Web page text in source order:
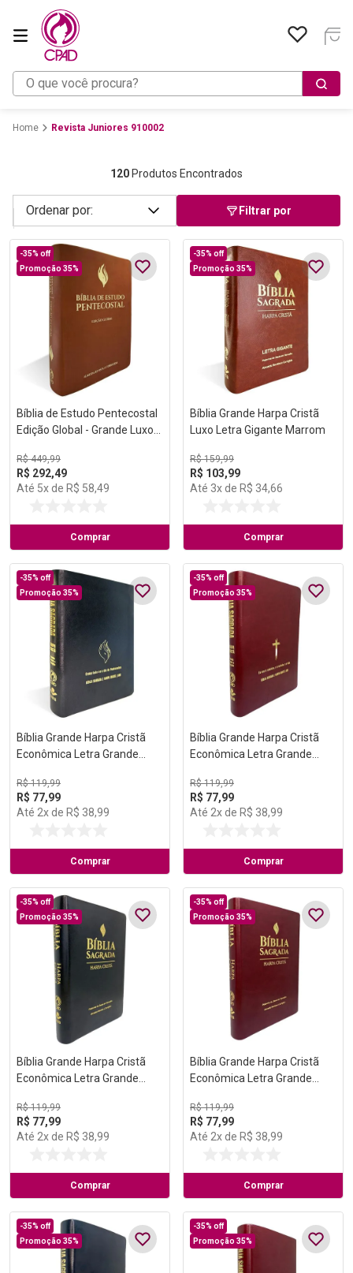
O que você procura?
Revista Juniores 910002
120 Produtos Encontrados
Filtrar por
-35% off
Promoção 35%
Bíblia de Estudo Pentecostal
Edição Global - Grande Luxo
R$ 449,99
R$ 292,49
Até 5x de R$ 58,49
Comprar
-35% off
Promoção 35%
Bíblia Grande Harpa Cristã
Luxo Letra Gigante Marrom
R$ 159,99
R$ 103,99
Até 3x de R$ 34,66
Comprar
-35% off
Promoção 35%
Bíblia Grande Harpa Cristã
Econômica Letra Grande
R$ 119,99
R$ 77,99
Até 2x de R$ 38,99
Comprar
-35% off
Promoção 35%
Bíblia Grande Harpa Cristã
Econômica Letra Grande
R$ 119,99
R$ 77,99
Até 2x de R$ 38,99
Comprar
-35% off
Promoção 35%
Bíblia Grande Harpa Cristã
Econômica Letra Grande
R$ 119,99
R$ 77,99
Até 2x de R$ 38,99
Comprar
-35% off
Promoção 35%
Bíblia Grande Harpa Cristã
Econômica Letra Grande
R$ 119,99
R$ 77,99
Até 2x de R$ 38,99
Comprar
-35% off
Promoção 35%
-35% off
Promoção 35%